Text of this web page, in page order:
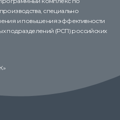
специально
и повышения эффективности
подразделений (РСП) российских